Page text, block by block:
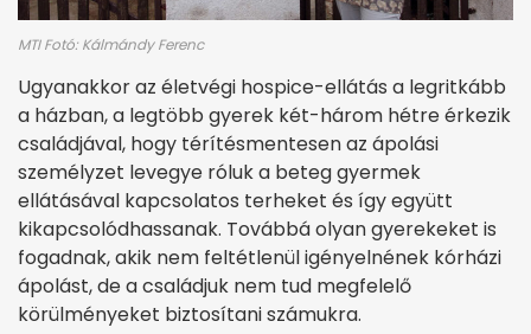
MTI Fotó: Kálmándy Ferenc
Ugyanakkor az életvégi hospice-ellátás a legritkább
a házban, a legtöbb gyerek két-három hétre érkezik
családjával, hogy térítésmentesen az ápolási
személyzet levegye róluk a beteg gyermek
ellátásával kapcsolatos terheket és így együtt
kikapcsolódhassanak. Továbbá olyan gyerekeket is
fogadnak, akik nem feltétlenül igényelnének kórházi
ápolást, de a családjuk nem tud megfelelő
körülményeket biztosítani számukra.